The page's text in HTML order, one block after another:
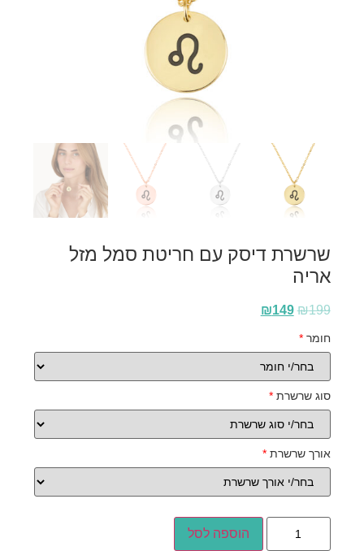
שרשרת דיסק עם חריטת סמל מזל
אריה
₪199
₪149
חומר*
סוג שרשרת*
אורך שרשרת*
הוספה לסל